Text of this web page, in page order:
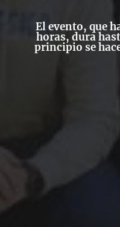
El evento, que
horas, dura
principio se